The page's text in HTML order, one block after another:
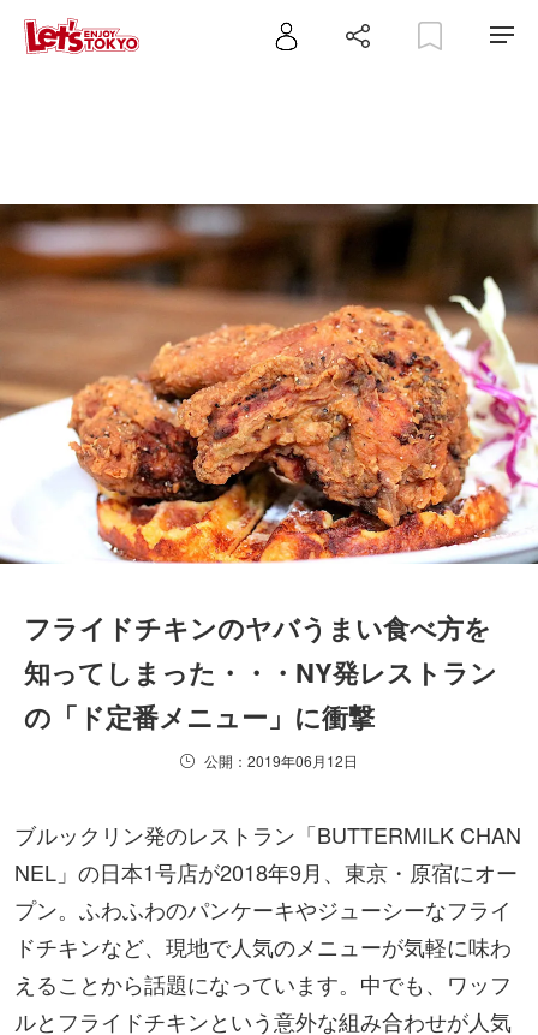
フライドチキンのヤバうまい食べ方を
知ってしまった・・・NY発レストラン
の「ド定番メニュー」に衝撃
公開：2019年06月12日
ブルックリン発のレストラン「BUTTERMILK CHAN
NEL」の日本1号店が2018年9月、東京・原宿にオー
プン。ふわふわのパンケーキやジューシーなフライ
ドチキンなど、現地で人気のメニューが気軽に味わ
えることから話題になっています。中でも、ワッフ
ルとフライドチキンという意外な組み合わせが人気